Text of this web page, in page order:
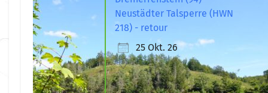
Neustädter Talsperre (HWN
218) - retour
25 Okt. 26